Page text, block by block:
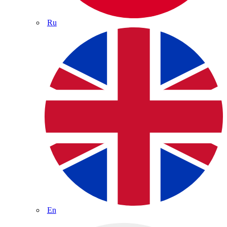
Ru
En